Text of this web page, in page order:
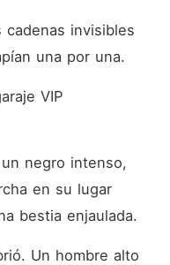
cadenas invisibles
una por una.
VIP
negro intenso,
en su lugar
bestia enjaulada.
Un hombre alto